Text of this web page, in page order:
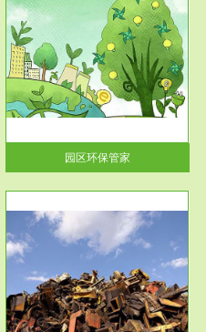
园区环保管家